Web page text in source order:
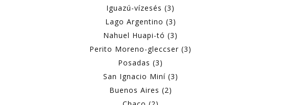
Iguazú-vízesés (3)
Lago Argentino (3)
Nahuel Huapi-tó (3)
Perito Moreno-gleccser (3)
Posadas (3)
San Ignacio Miní (3)
Buenos Aires (2)